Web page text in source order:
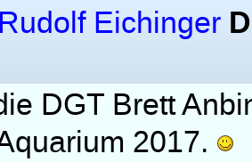
Rudolf Eichinger
DGT Brett
2017.